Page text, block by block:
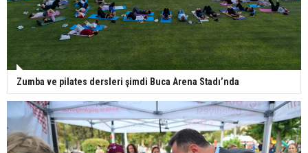
Zumba ve pilates dersleri şimdi Buca Arena Stadı’nda